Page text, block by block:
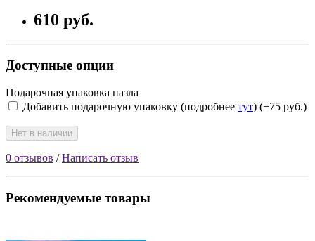
610 руб.
Доступные опции
Подарочная упаковка пазла
Добавить подарочную упаковку (подробнее тут) (+75 руб.)
Нет в наличии
0 отзывов /Написать отзыв
Рекомендуемые товары